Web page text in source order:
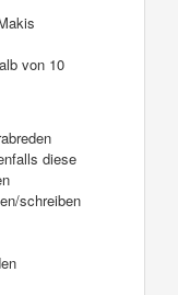
von 10
diese
schreiben